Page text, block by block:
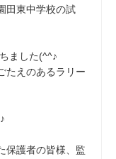
東中学校の試
ました(^^♪
たえのあるラリー
保護者の皆様、監